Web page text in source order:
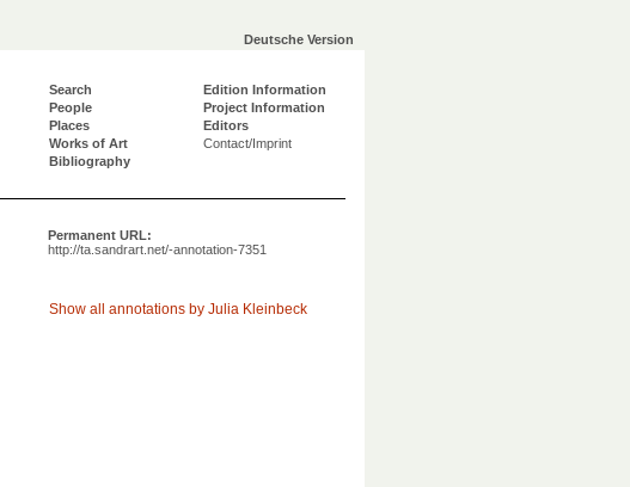
Deutsche Version
Search
People
Places
Works of Art
Bibliography
Edition Information
Project Information
Editors
Contact/Imprint
Permanent URL:
http://ta.sandrart.net/-annotation-7351
Show all annotations by Julia Kleinbeck